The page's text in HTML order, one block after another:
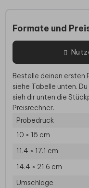
Formate und
Bestelle deinen ersten
siehe Tabelle unten.
sieh dir unten die
Preisrechner.
Probedruck
10 × 15 cm
11.4 × 17.1 cm
14.4 × 21.6 cm
Umschläge